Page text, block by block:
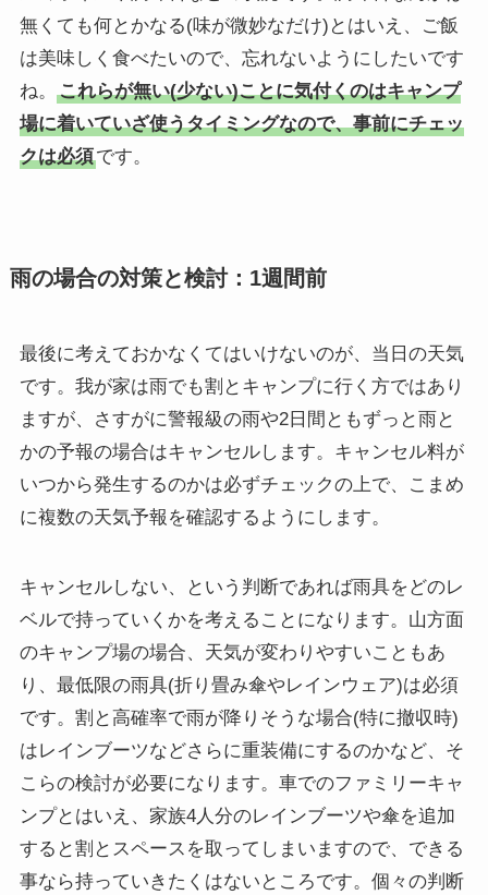
無くても何とかなる(味が微妙なだけ)とはいえ、ご飯
は美味しく食べたいので、忘れないようにしたいです
ね。
これらが無い(少ない)ことに気付くのはキャンプ
場に着いていざ使うタイミングなので、事前にチェッ
クは必須です。
雨の場合の対策と検討：1週間前
最後に考えておかなくてはいけないのが、当日の天気
です。我が家は雨でも割とキャンプに行く方ではあり
ますが、さすがに警報級の雨や2日間ともずっと雨と
かの予報の場合はキャンセルします。キャンセル料が
いつから発生するのかは必ずチェックの上で、こまめ
に複数の天気予報を確認するようにします。
キャンセルしない、という判断であれば雨具をどのレ
ベルで持っていくかを考えることになります。山方面
のキャンプ場の場合、天気が変わりやすいこともあ
り、最低限の雨具(折り畳み傘やレインウェア)は必須
です。割と高確率で雨が降りそうな場合(特に撤収時)
はレインブーツなどさらに重装備にするのかなど、そ
こらの検討が必要になります。車でのファミリーキャ
ンプとはいえ、家族4人分のレインブーツや傘を追加
すると割とスペースを取ってしまいますので、できる
事なら持っていきたくはないところです。個々の判断